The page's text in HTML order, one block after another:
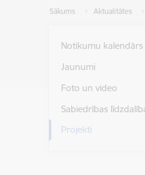
Sākums Aktualitātes
Notikumu kalendārs
Jaunumi
Foto un video
Sabiedrības
Projekti